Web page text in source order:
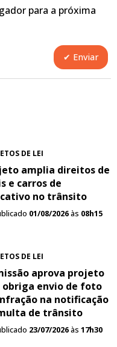
para a próxima
DE LEI
amplia direitos de
e carros de
no trânsito
01/08/2026às 08h15
DE LEI
aprova projeto
obriga envio de foto
na notificação
de trânsito
23/07/2026às 17h30